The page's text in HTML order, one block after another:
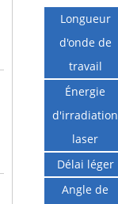
Longueur
d'onde de
travail
Énergie
d'irradiation
laser
Délai léger
Angle de